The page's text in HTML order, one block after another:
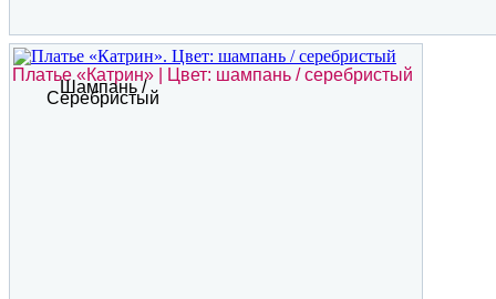
Платье «Катрин» | Цвет: шампань / серебристый
Шампань /
Серебристый